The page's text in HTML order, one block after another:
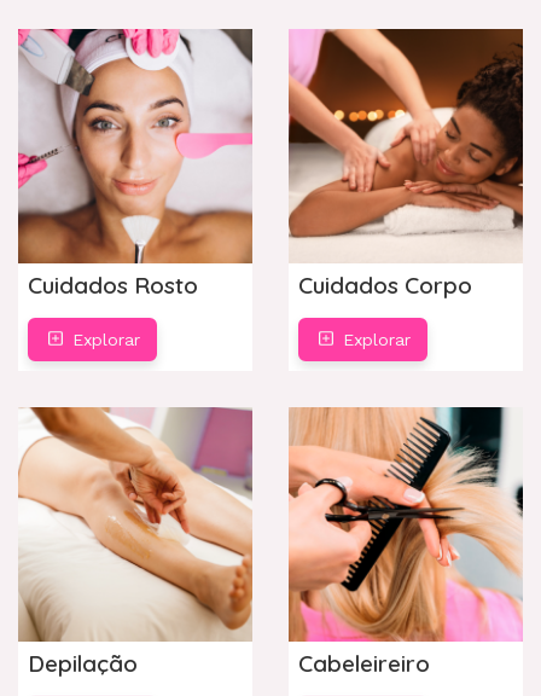
Cuidados Rosto
Explorar
Cuidados Corpo
Explorar
Depilação Cabeleireiro